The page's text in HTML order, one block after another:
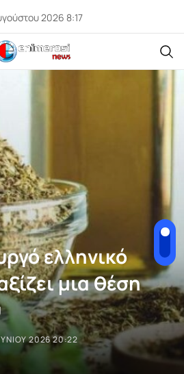
2026 8:17
ελληνικό
μια θέση
2026 20:22